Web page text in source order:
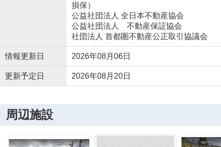
損保）
公益社団法人 全日本不動産協会
公益社団法人 不動産保証協会
社団法人 首都圏不動産公正取引協議会
情報更新日 2026年08月06日
更新予定日 2026年08月20日
周辺施設